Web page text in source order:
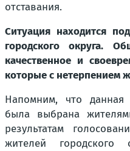
отставания.
Ситуация находится
городского округа.
качественное и
которые с нетерпением
Напомним, что данная
была выбрана
результатам
жителей городского